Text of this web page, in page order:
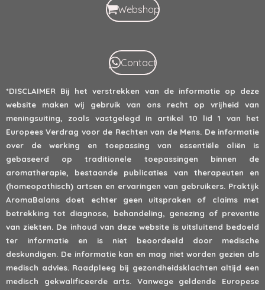
Webshop
Contact
*DISCLAIMER Bij het verstrekken van de informatie op deze
website maken wij gebruik van ons recht op vrijheid van
meningsuiting, zoals vastgelegd in artikel 10 lid 1 van het
Europees Verdrag voor de Rechten van de Mens. De informatie
over de werking en toepassing van essentiële oliën is
gebaseerd op traditionele toepassingen binnen de
aromatherapie, bestaande publicaties van therapeuten en
(homeopathisch) artsen en ervaringen van gebruikers. Praktijk
AromaBalans doet echter geen uitspraken of claims met
betrekking tot diagnose, behandeling, genezing of preventie
van ziekten. De inhoud van deze website is uitsluitend bedoeld
ter informatie en is niet beoordeeld door medische
deskundigen. De informatie kan en mag niet worden gezien als
medisch advies. Raadpleeg bij gezondheidsklachten altijd een
medisch gekwalificeerde arts. Vanwege geldende Europese